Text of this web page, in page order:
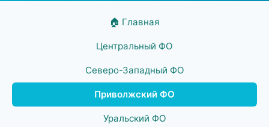
🏠 Главная
Центральный ФО
Северо-Западный ФО
Приволжский ФО
Уральский ФО